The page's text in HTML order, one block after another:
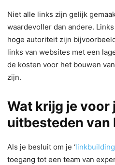
Niet alle links zijn gelijk
waardevoller dan andere.
hoge autoriteit zijn
links van websites met een
de kosten voor het bouwen
zijn.
Wat krijg je voor
uitbesteden van
Als je besluit om je ‘
toegang tot een team van